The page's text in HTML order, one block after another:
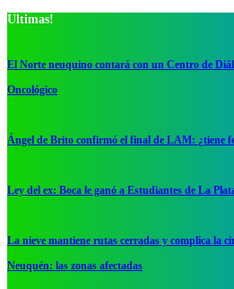
Ultimas!
El Norte neuquino contará con un Centro de
Oncológico
Ángel de Brito confirmó el final de LAM: ¿tiene
Ley del ex: Boca le ganó a Estudiantes de La
La nieve mantiene rutas cerradas y complica la
Neuquén: las zonas afectadas